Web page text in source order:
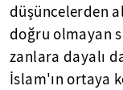
düşüncelerden
doğru olmayan
zanlara dayalı
İslam'ın ortaya